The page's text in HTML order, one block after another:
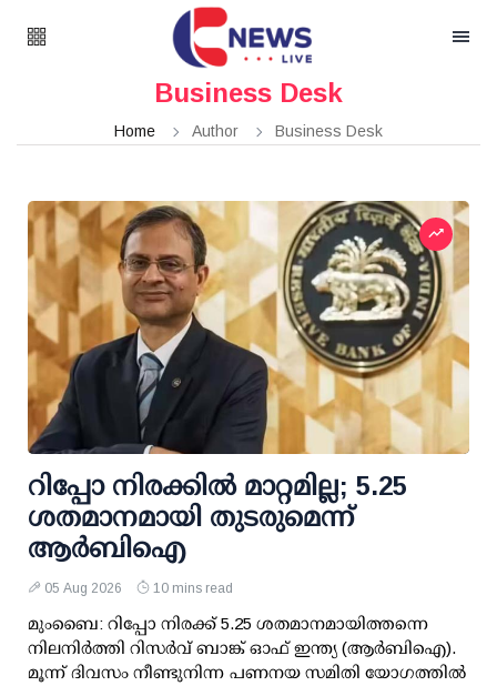
Business Desk
Home Author Business Desk
റിപ്പോ നിരക്കില്‍ മാറ്റമില്ല; 5.25
ശതമാനമായി തുടരുമെന്ന്
ആര്‍ബിഐ
05 Aug 2026 10 mins read
മുംബൈ: റിപ്പോ നിരക്ക് 5.25 ശതമാനമായിത്തന്നെ
നിലനിര്‍ത്തി റിസര്‍വ് ബാങ്ക് ഓഫ് ഇന്ത്യ (ആര്‍ബിഐ).
മൂന്ന് ദിവസം നീണ്ടുനിന്ന പണനയ സമിതി യോഗത്തില്‍